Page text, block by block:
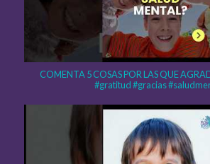
COMENTA 5 COSAS POR LAS QUE
#gratitud #gracias